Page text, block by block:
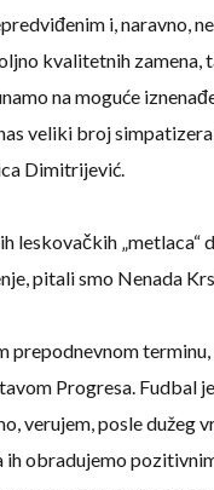
i, naravno,
kvalitetnih
na moguće
veliki broj
Dimitrijević.
leskovačkih
pitali smo Nenada
prepodnevnom
Progresa. Fudbal
verujem, posle dužeg
ih obradujemo